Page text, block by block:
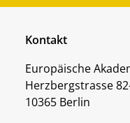
Kontakt
Europäische
Herzbergstrasse
10365 Berlin